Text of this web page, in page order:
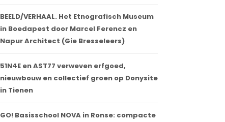
BEELD/VERHAAL. Het Etnografisch Museum
in Boedapest door Marcel Ferencz en
Napur Architect (Gie Bresseleers)
51N4E en AST77 verweven erfgoed,
nieuwbouw en collectief groen op Donysite
in Tienen
GO! Basisschool NOVA in Ronse: compacte